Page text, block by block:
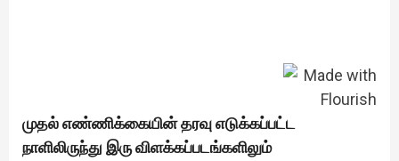
முதல் எண்ணிக்கையின் தரவு எடுக்கப்பட்ட
நாளிலிருந்து இரு விளக்கப்படங்களிலும்